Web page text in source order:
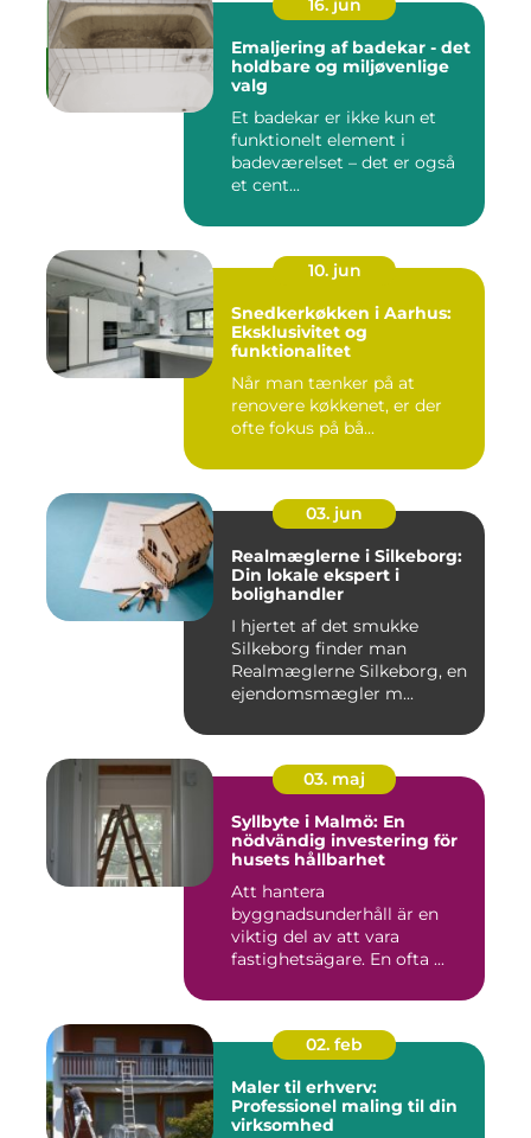
16. jun
Emaljering af badekar - det
holdbare og miljøvenlige
valg
Et badekar er ikke kun et
funktionelt element i
badeværelset – det er også
et cent...
10. jun
Snedkerkøkken i Aarhus:
Eksklusivitet og
funktionalitet
Når man tænker på at
renovere køkkenet, er der
ofte fokus på bå...
03. jun
Realmæglerne i Silkeborg:
Din lokale ekspert i
bolighandler
I hjertet af det smukke
Silkeborg finder man
Realmæglerne Silkeborg, en
ejendomsmægler m...
03. maj
Syllbyte i Malmö: En
nödvändig investering för
husets hållbarhet
Att hantera
byggnadsunderhåll är en
viktig del av att vara
fastighetsägare. En ofta ...
02. feb
Maler til erhverv:
Professionel maling til din
virksomhed